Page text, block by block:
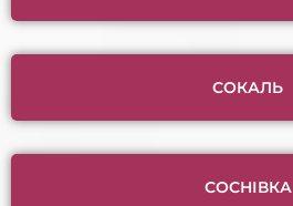
СОКАЛЬ
СОСНІВКА